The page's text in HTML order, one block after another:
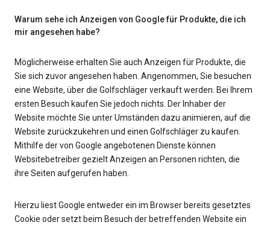
Warum sehe ich Anzeigen von Google für Produkte, die ich
mir angesehen habe?
Möglicherweise erhalten Sie auch Anzeigen für Produkte, die
Sie sich zuvor angesehen haben. Angenommen, Sie besuchen
eine Website, über die Golfschläger verkauft werden. Bei Ihrem
ersten Besuch kaufen Sie jedoch nichts. Der Inhaber der
Website möchte Sie unter Umständen dazu animieren, auf die
Website zurückzukehren und einen Golfschläger zu kaufen.
Mithilfe der von Google angebotenen Dienste können
Websitebetreiber gezielt Anzeigen an Personen richten, die
ihre Seiten aufgerufen haben.
Hierzu liest Google entweder ein im Browser bereits gesetztes
Cookie oder setzt beim Besuch der betreffenden Website ein